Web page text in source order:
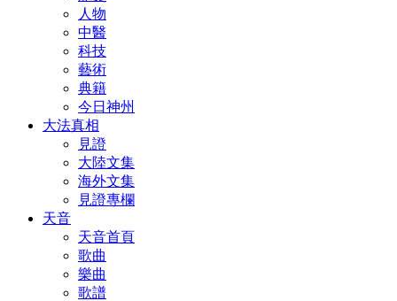
人物
中醫
科技
藝術
典籍
今日神州
大法真相
見證
大陸文集
海外文集
見證專欄
天音
天音首頁
歌曲
樂曲
歌譜